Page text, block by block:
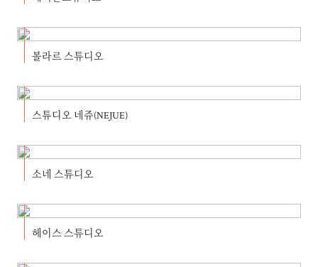
볼라르 스튜디오
스튜디오 네쥬(NEJUE)
소네 스튜디오
헤이스 스튜디오